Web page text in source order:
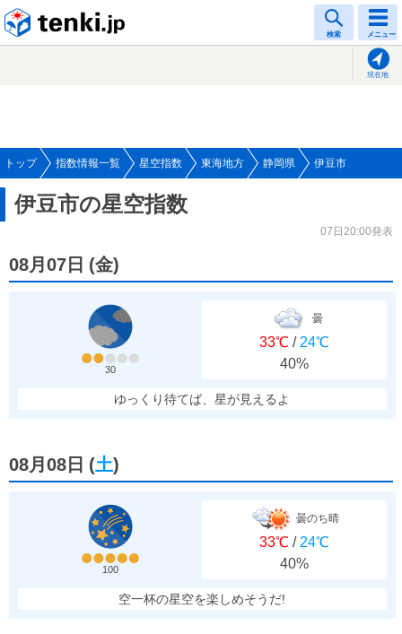
検索 メニュー
現在地
トップ 指数情報一覧 星空指数 東海地方 静岡県 伊豆市
伊豆市の星空指数
07日20:00発表
08月07日 (金)
30
曇
33℃ / 24℃
40%
ゆっくり待てば、星が見えるよ
08月08日 (土)
100
曇のち晴
33℃ / 24℃
40%
空一杯の星空を楽しめそうだ!